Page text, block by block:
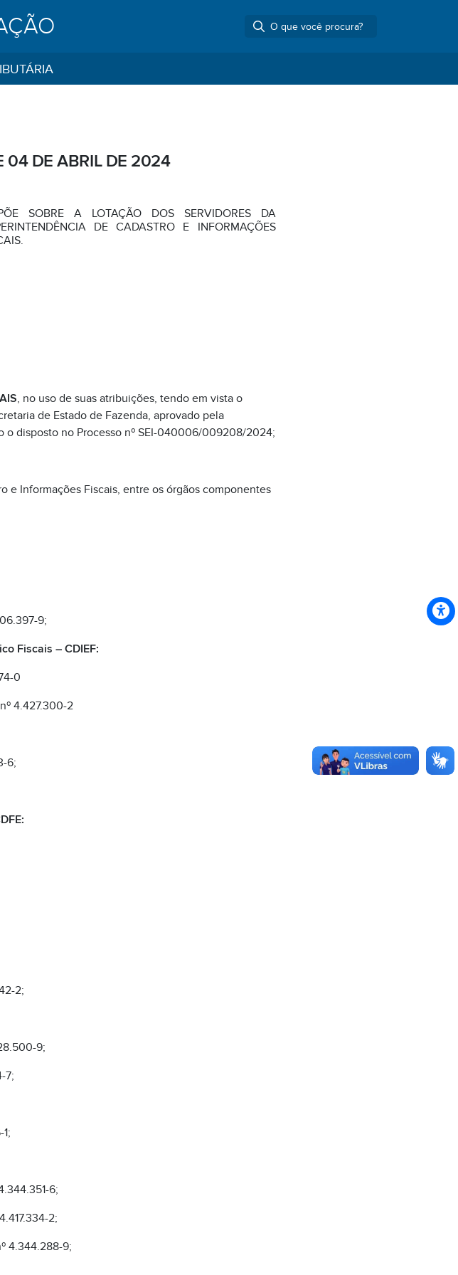
04 DE ABRIL DE 2024
SOBRE A LOTAÇÃO DOS SERVIDORES DA
DE CADASTRO E INFORMAÇÕES
, no uso de suas atribuições, tendo em vista o
de Estado de Fazenda, aprovado pela
o disposto no Processo nº SEI-040006/009208/2024;
Informações Fiscais, entre os órgãos componentes
9;
Fiscais – CDIEF:
0
4.427.300-2
6;
2;
9;
7;
6;
2;
4.344.288-9;